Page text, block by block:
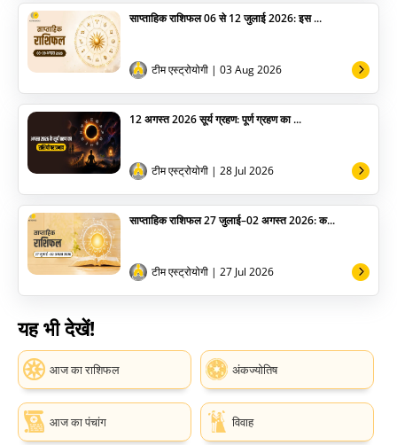
साप्ताहिक राशिफल 06 से 12 जुलाई 2026: इस ...
टीम एस्ट्रोयोगी | 03 Aug 2026
12 अगस्त 2026 सूर्य ग्रहण: पूर्ण ग्रहण का ...
टीम एस्ट्रोयोगी | 28 Jul 2026
साप्ताहिक राशिफल 27 जुलाई–02 अगस्त 2026: क...
टीम एस्ट्रोयोगी | 27 Jul 2026
यह भी देखें!
आज का राशिफल अंकज्योतिष
आज का पंचांग विवाह